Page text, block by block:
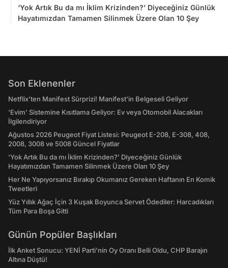
‘Yok Artık Bu da mı İklim Krizinden?’ Diyeceğiniz Günlük
Hayatımızdan Tamamen Silinmek Üzere Olan 10 Şey
Son Eklenenler
Netflix'ten Manifest Sürprizi! Manifest'in Belgeseli Geliyor
'Evim' Sistemine Kısıtlama Geliyor: Ev veya Otomobil Alacakları
İlgilendiriyor
Ağustos 2026 Peugeot Fiyat Listesi: Peugeot E-208, E-308, 408,
2008, 3008 ve 5008 Güncel Fiyatlar
‘Yok Artık Bu da mı İklim Krizinden?’ Diyeceğiniz Günlük
Hayatımızdan Tamamen Silinmek Üzere Olan 10 Şey
Her Ne Yapıyorsanız Bırakıp Okumanız Gereken Haftanın En Komik
Tweetleri
Yüz Yıllık Ağaç İçin 3 Kuşak Boyunca Servet Ödediler: Harcadıkları
Tüm Para Boşa Gitti
Günün Popüler Başlıkları
İlk Anket Sonucu: YENİ Parti'nin Oy Oranı Belli Oldu, CHP Barajın
Altına Düştü!